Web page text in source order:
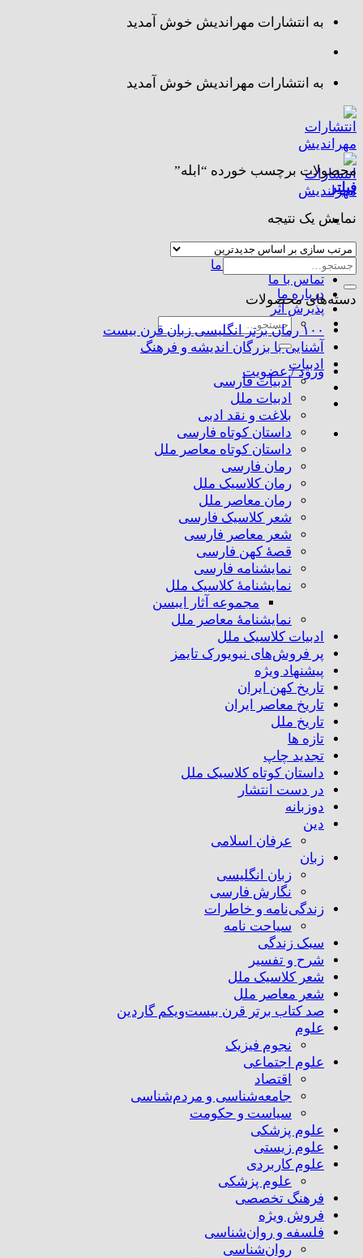
Skip
content
به انتشارات مهراندیش خوش آمدید
به انتشارات مهراندیش خوش آمدید
صفحه اصلی
مجموعه کتاب های ما
تماس با ما
درباره ما
پذیرش اثر
جستجو
برای:
ورود / عضویت
محصولات برچسب خورده “ابله”
فیلتر
نمایش یک نتیجه
جستجو
برای:
دسته‌های محصولات
۱۰۰ رمان برتر انگلیسی زبان قرن بیست
آشنایی با بزرگان اندیشه و فرهنگ
ادبیات
ادبیات فارسی
ادبیات ملل
بلاغت و نقد ادبی
داستان کوتاه فارسی
داستان کوتاه معاصر ملل
رمان فارسی
رمان کلاسیک ملل
رمان معاصر ملل
شعر کلاسیک فارسی
شعر معاصر فارسی
قصهٔ کهن فارسی
نمایشنامه فارسی
نمایشنامهٔ کلاسیک ملل
مجموعه آثار ایبسن
نمایشنامهٔ معاصر ملل
ادبیات کلاسیک ملل
پر فروش‌های نیویورک تایمز
پیشنهاد ویژه
تاریخ کهن ایران
تاریخ معاصر ایران
تاریخ ملل
تازه ها
تجدید چاپ
داستان کوتاه کلاسیک ملل
در دست انتشار
دوزبانه
دین
عرفان اسلامی
زبان
زبان انگلیسی
نگارش فارسی
زندگی‌نامه و خاطرات
سیاحت نامه
سبک زندگی
شرح و تفسیر
شعر کلاسیک ملل
شعر معاصر ملل
صد کتاب برتر قرن بیست‌و‌یکم گاردین
علوم
نجوم فیزیک
علوم اجتماعی
اقتصاد
جامعه‌شناسی و مردم‌شناسی
سیاست و حکومت
علوم پزشکی
علوم زیستی
علوم کاربردی
علوم پزشکی
فرهنگ تخصصی
فروش ویژه
فلسفه و روان‌شناسی
روان‌شناسی